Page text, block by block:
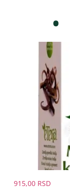
915,00 RSD